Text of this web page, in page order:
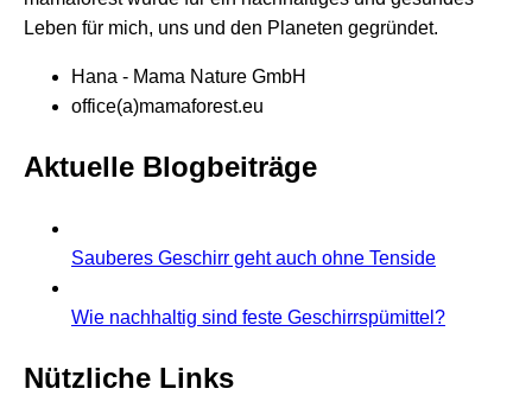
Leben für mich, uns und den Planeten gegründet.
Hana - Mama Nature GmbH
office(a)mamaforest.eu
Aktuelle Blogbeiträge
Sauberes Geschirr geht auch ohne Tenside
Wie nachhaltig sind feste Geschirrspümittel?
Nützliche Links